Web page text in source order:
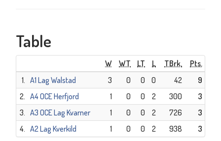
Table
W WT LT L TBrk.
Pts.
1. A1 Lag Walstad 3 0 0 0 42
9
2. A4 OCE Herfjord 1 0 0 2 300
3
3. A3 OCE Lag Kvarner 1 0 0 2 726
3
4. A2 Lag Kverkild 1 0 0 2 938 3